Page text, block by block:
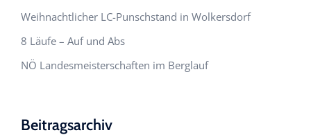
Weihnachtlicher LC-Punschstand in Wolkersdorf
8 Läufe – Auf und Abs
NÖ Landesmeisterschaften im Berglauf
Beitragsarchiv